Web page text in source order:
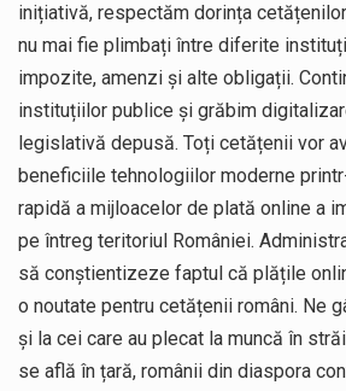
inițiativă, respectăm dorința
nu mai fie plimbați între diferite
impozite, amenzi și alte obligații.
instituțiilor publice și grăbim
legislativă depusă. Toți cetățenii vor
beneficiile tehnologiilor moderne
rapidă a mijloacelor de plată online a
pe întreg teritoriul României.
să conștientizeze faptul că plățile
o noutate pentru cetățenii români. Ne
și la cei care au plecat la muncă în
se află în țară, românii din diaspora